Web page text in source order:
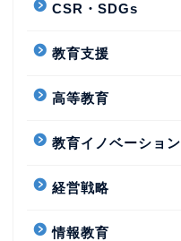
CSR・SDGs
教育支援
高等教育
教育イノベーション
経営戦略
情報教育